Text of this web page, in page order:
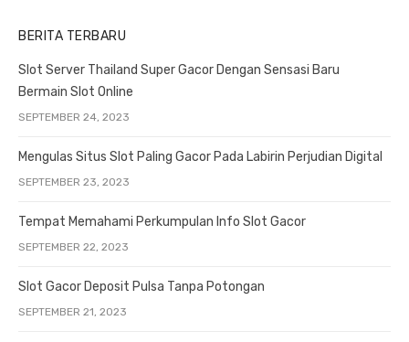
BERITA TERBARU
Slot Server Thailand Super Gacor Dengan Sensasi Baru
Bermain Slot Online
SEPTEMBER 24, 2023
Mengulas Situs Slot Paling Gacor Pada Labirin Perjudian Digital
SEPTEMBER 23, 2023
Tempat Memahami Perkumpulan Info Slot Gacor
SEPTEMBER 22, 2023
Slot Gacor Deposit Pulsa Tanpa Potongan
SEPTEMBER 21, 2023